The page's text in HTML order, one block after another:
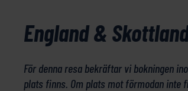
England &
För denna resa bekräftar vi bokningen
plats finns. Om plats mot förmodan